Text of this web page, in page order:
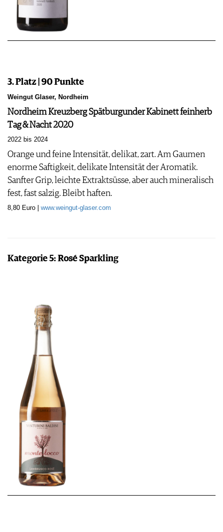
3. Platz | 90 Punkte
Weingut Glaser, Nordheim
Nordheim Kreuzberg Spätburgunder Kabinett feinherb
Tag & Nacht 2020
2022 bis 2024
Orange und feine Intensität, delikat, zart. Am Gaumen
enorme Saftigkeit, delikate Intensität der Aromatik.
Sanfter Grip, leichte Extraktsüsse, aber auch mineralisch
fest, fast salzig. Bleibt haften.
8,80 Euro | www.weingut-glaser.com
Kategorie 5: Rosé Sparkling